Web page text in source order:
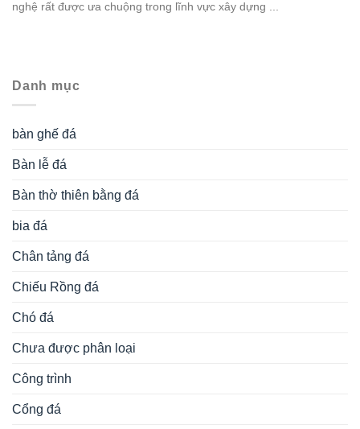
nghệ rất được ưa chuộng trong lĩnh vực xây dựng ...
Danh mục
bàn ghế đá
Bàn lễ đá
Bàn thờ thiên bằng đá
bia đá
Chân tảng đá
Chiếu Rồng đá
Chó đá
Chưa được phân loại
Công trình
Cổng đá